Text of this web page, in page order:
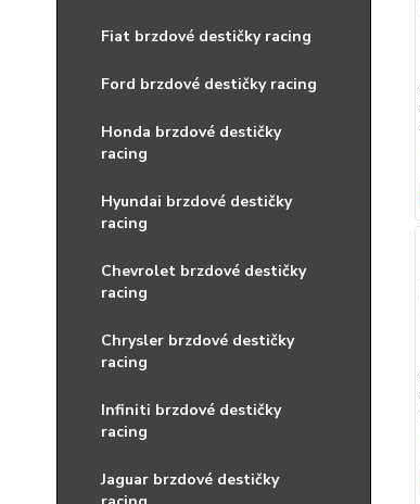
Fiat brzdové destičky racing
Ford brzdové destičky racing
Honda brzdové destičky
racing
Hyundai brzdové destičky
racing
Chevrolet brzdové destičky
racing
Chrysler brzdové destičky
racing
Infiniti brzdové destičky
racing
Jaguar brzdové destičky